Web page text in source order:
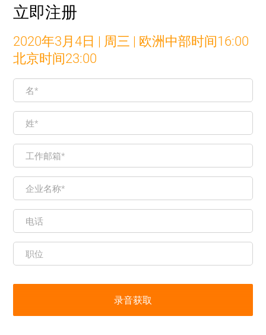
立即注册
2020年3月4日 | 周三 | 欧洲中部时间16:00
北京时间23:00